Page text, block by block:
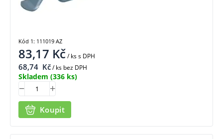
83,17 Kč/ kss DPH
68,74 Kč/ ks bez DPH
Skladem (336 ks)
Koupit
Kód 1: 111019 AZ